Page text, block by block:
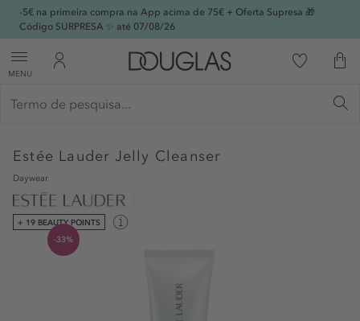
-5€ na primeira compra na App acima de 75€ + Oferta Supresa 🎁
Código SURPRESA ✨ até 07/08/26
MENU
Estée Lauder Jelly Cleanser
Daywear
+ 19 BEAUTY POINTS
-33%